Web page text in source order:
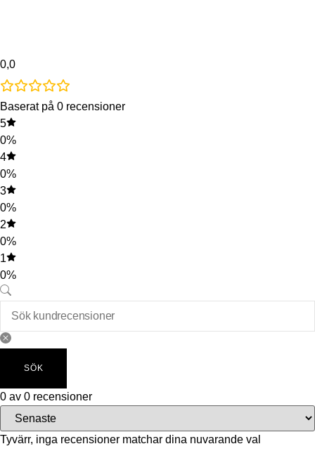
0,0
Baserat på 0 recensioner
5
0%
4
0%
3
0%
2
0%
1
0%
SÖK
0 av 0 recensioner
Tyvärr, inga recensioner matchar dina nuvarande val